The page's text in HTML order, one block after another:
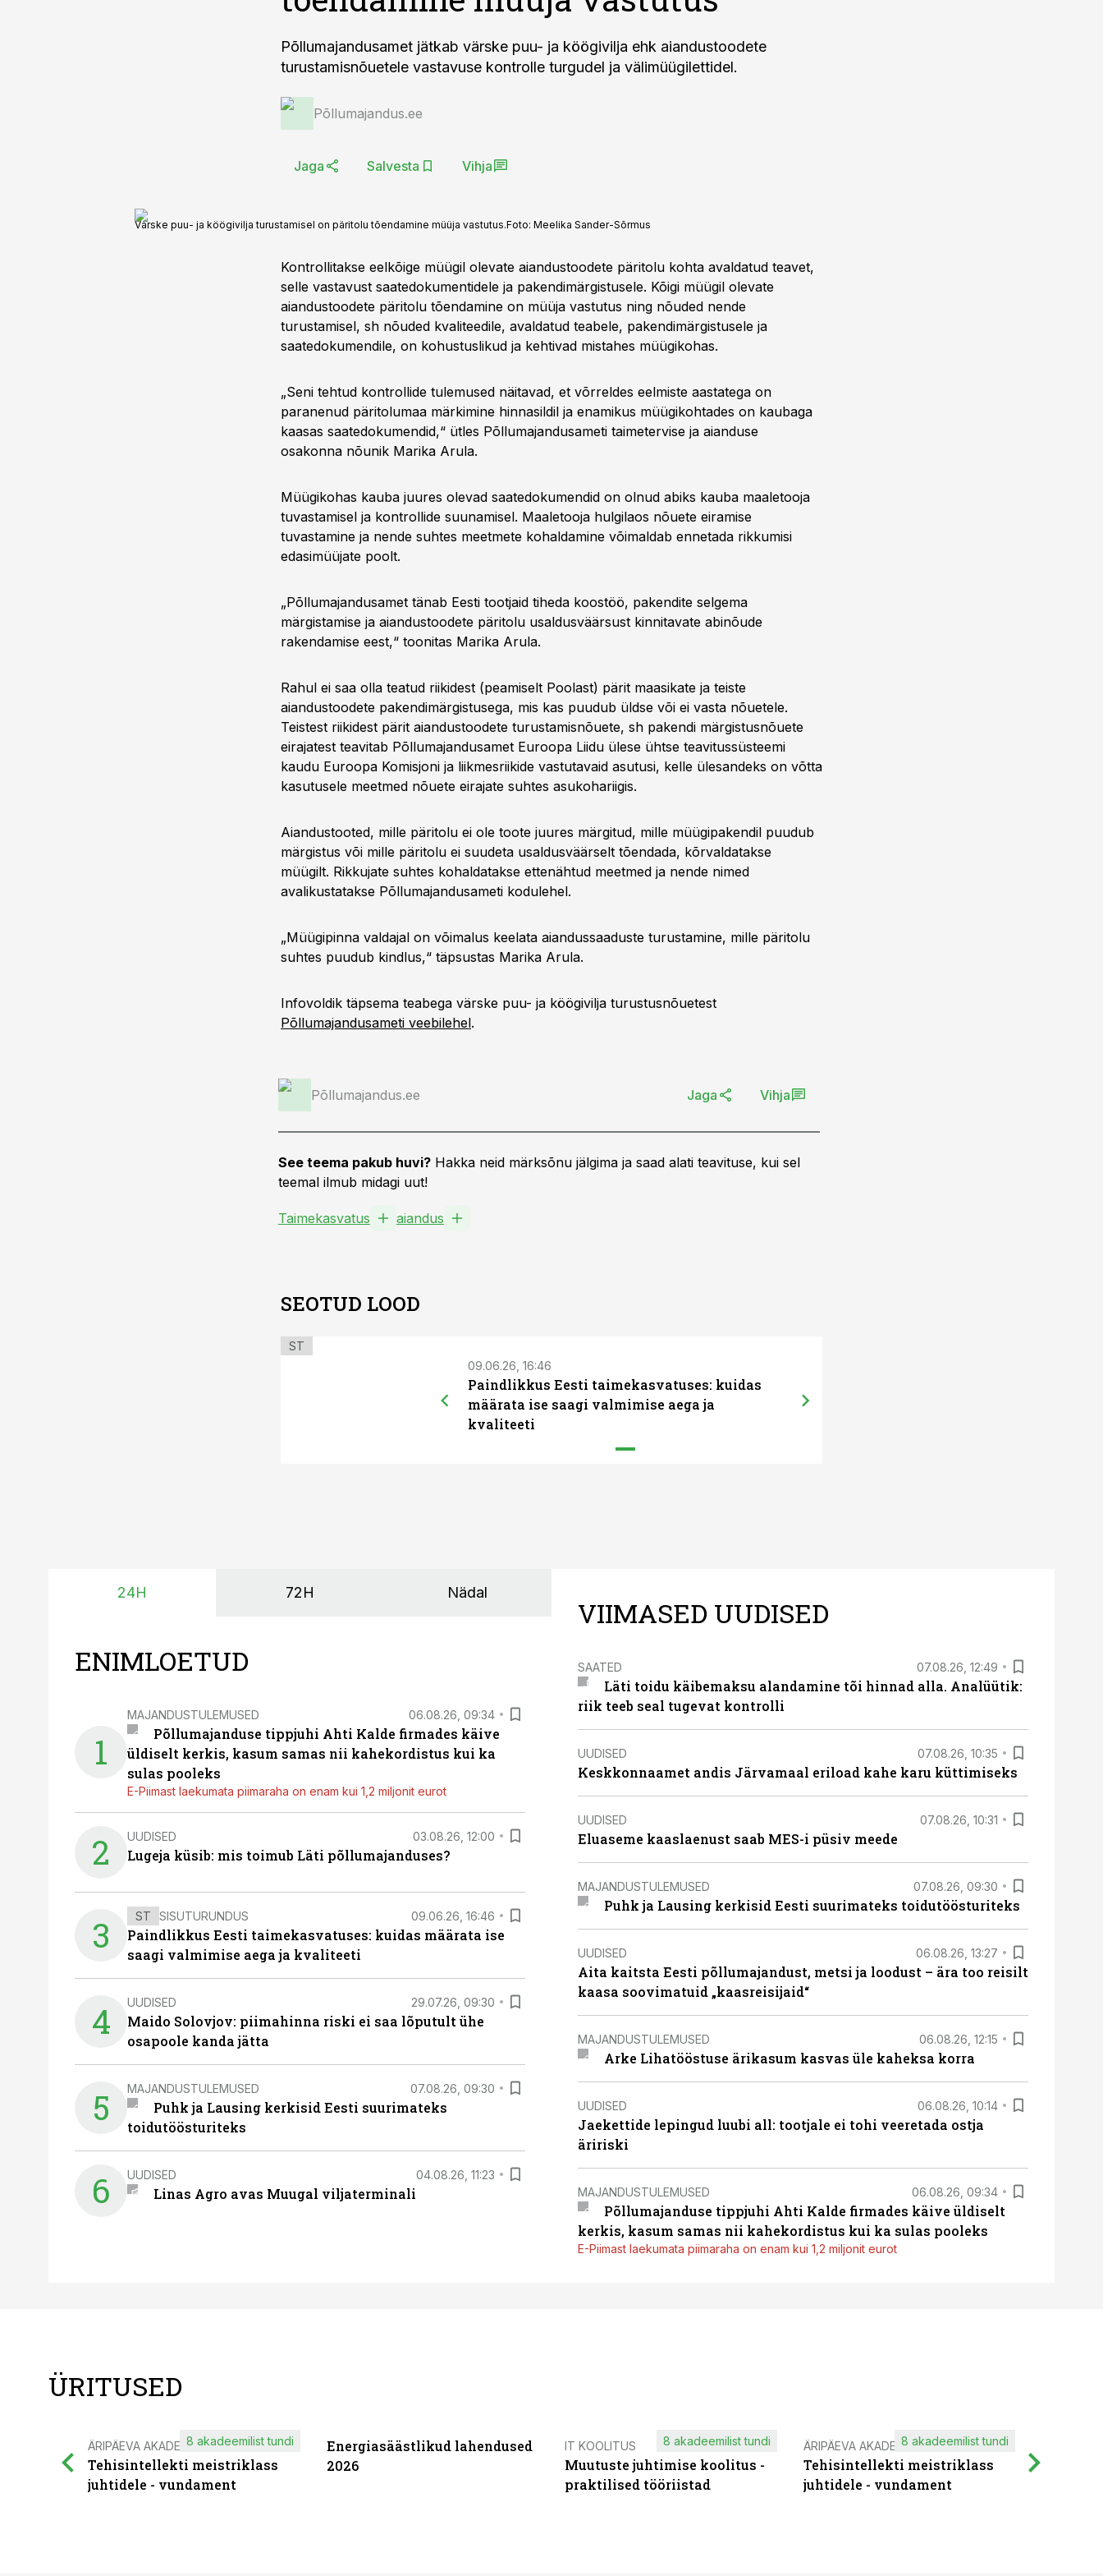
Põllumajandusamet jätkab värske puu- ja köögivilja ehk aiandustoodete
turustamisnõuetele vastavuse kontrolle turgudel ja välimüügilettidel.
Põllumajandus.ee
Jaga Salvesta Vihja
Värske puu- ja köögivilja turustamisel on päritolu tõendamine müüja vastutus.Foto: Meelika Sander-Sõrmus
Kontrollitakse eelkõige müügil olevate aiandustoodete päritolu kohta avaldatud teavet,
selle vastavust saatedokumentidele ja pakendimärgistusele. Kõigi müügil olevate
aiandustoodete päritolu tõendamine on müüja vastutus ning nõuded nende
turustamisel, sh nõuded kvaliteedile, avaldatud teabele, pakendimärgistusele ja
saatedokumendile, on kohustuslikud ja kehtivad mistahes müügikohas.
„Seni tehtud kontrollide tulemused näitavad, et võrreldes eelmiste aastatega on
paranenud päritolumaa märkimine hinnasildil ja enamikus müügikohtades on kaubaga
kaasas saatedokumendid,“ ütles Põllumajandusameti taimetervise ja aianduse
osakonna nõunik Marika Arula.
Müügikohas kauba juures olevad saatedokumendid on olnud abiks kauba maaletooja
tuvastamisel ja kontrollide suunamisel. Maaletooja hulgilaos nõuete eiramise
tuvastamine ja nende suhtes meetmete kohaldamine võimaldab ennetada rikkumisi
edasimüüjate poolt.
„Põllumajandusamet tänab Eesti tootjaid tiheda koostöö, pakendite selgema
märgistamise ja aiandustoodete päritolu usaldusväärsust kinnitavate abinõude
rakendamise eest,“ toonitas Marika Arula.
Rahul ei saa olla teatud riikidest (peamiselt Poolast) pärit maasikate ja teiste
aiandustoodete pakendimärgistusega, mis kas puudub üldse või ei vasta nõuetele.
Teistest riikidest pärit aiandustoodete turustamisnõuete, sh pakendi märgistusnõuete
eirajatest teavitab Põllumajandusamet Euroopa Liidu ülese ühtse teavitussüsteemi
kaudu Euroopa Komisjoni ja liikmesriikide vastutavaid asutusi, kelle ülesandeks on võtta
kasutusele meetmed nõuete eirajate suhtes asukohariigis.
Aiandustooted, mille päritolu ei ole toote juures märgitud, mille müügipakendil puudub
märgistus või mille päritolu ei suudeta usaldusväärselt tõendada, kõrvaldatakse
müügilt. Rikkujate suhtes kohaldatakse ettenähtud meetmed ja nende nimed
avalikustatakse Põllumajandusameti kodulehel.
„Müügipinna valdajal on võimalus keelata aiandussaaduste turustamine, mille päritolu
suhtes puudub kindlus,“ täpsustas Marika Arula.
Infovoldik täpsema teabega värske puu- ja köögivilja turustusnõuetest
Põllumajandusameti veebilehel.
Põllumajandus.ee Jaga Vihja
See teema pakub huvi? Hakka neid märksõnu jälgima ja saad alati teavituse, kui sel
teemal ilmub midagi uut!
Taimekasvatus aiandus
SEOTUD LOOD
ST
09.06.26, 16:46
Paindlikkus Eesti taimekasvatuses: kuidas
määrata ise saagi valmimise aega ja
kvaliteeti
24H 72H Nädal
ENIMLOETUD
1
MAJANDUSTULEMUSED 06.08.26, 09:34
Põllumajanduse tippjuhi Ahti Kalde firmades käive
üldiselt kerkis, kasum samas nii kahekordistus kui ka
sulas pooleks
E-Piimast laekumata piimaraha on enam kui 1,2 miljonit eurot
2 UUDISED 03.08.26, 12:00
Lugeja küsib: mis toimub Läti põllumajanduses?
3 ST SISUTURUNDUS 09.06.26, 16:46
Paindlikkus Eesti taimekasvatuses: kuidas määrata ise
saagi valmimise aega ja kvaliteeti
4 UUDISED 29.07.26, 09:30
Maido Solovjov: piimahinna riski ei saa lõputult ühe
osapoole kanda jätta
5 MAJANDUSTULEMUSED 07.08.26, 09:30
Puhk ja Lausing kerkisid Eesti suurimateks
toidutöösturiteks
6 UUDISED 04.08.26, 11:23
Linas Agro avas Muugal viljaterminali
VIIMASED UUDISED
SAATED 07.08.26, 12:49
Läti toidu käibemaksu alandamine tõi hinnad alla. Analüütik:
riik teeb seal tugevat kontrolli
UUDISED 07.08.26, 10:35
Keskkonnaamet andis Järvamaal eriload kahe karu küttimiseks
UUDISED 07.08.26, 10:31
Eluaseme kaaslaenust saab MES-i püsiv meede
MAJANDUSTULEMUSED 07.08.26, 09:30
Puhk ja Lausing kerkisid Eesti suurimateks toidutöösturiteks
UUDISED 06.08.26, 13:27
Aita kaitsta Eesti põllumajandust, metsi ja loodust – ära too reisilt
kaasa soovimatuid „kaasreisijaid“
MAJANDUSTULEMUSED 06.08.26, 12:15
Arke Lihatööstuse ärikasum kasvas üle kaheksa korra
UUDISED 06.08.26, 10:14
Jaekettide lepingud luubi all: tootjale ei tohi veeretada ostja
äririski
MAJANDUSTULEMUSED 06.08.26, 09:34
Põllumajanduse tippjuhi Ahti Kalde firmades käive üldiselt
kerkis, kasum samas nii kahekordistus kui ka sulas pooleks
E-Piimast laekumata piimaraha on enam kui 1,2 miljonit eurot
ÜRITUSED
ÄRIPÄEVA AKADEEMIA
Tehisintellekti meistriklass
juhtidele - vundament
8 akadeemilist tundi
Energiasäästlikud lahendused
2026
IT KOOLITUS
Muutuste juhtimise koolitus -
praktilised tööriistad
8 akadeemilist tundi ÄRIPÄEVA AKADEEMIA
Tehisintellekti meistriklass
juhtidele - vundament
8 akadeemilist tundi